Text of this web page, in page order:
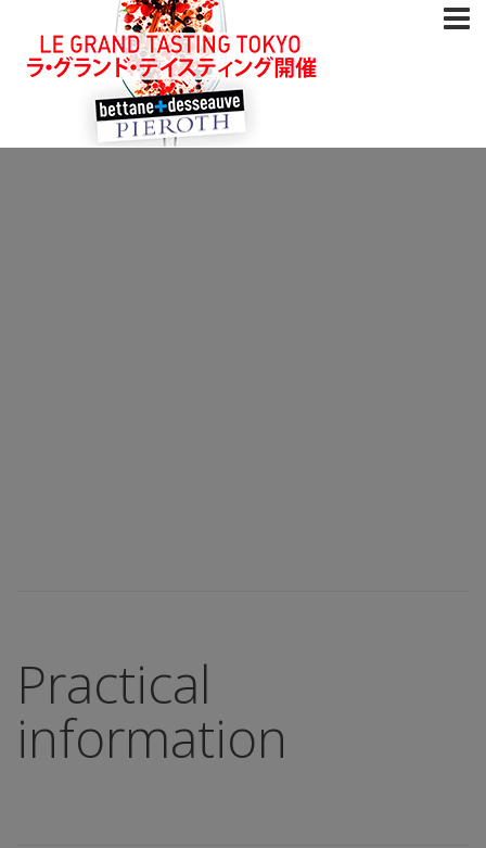
Practical
information